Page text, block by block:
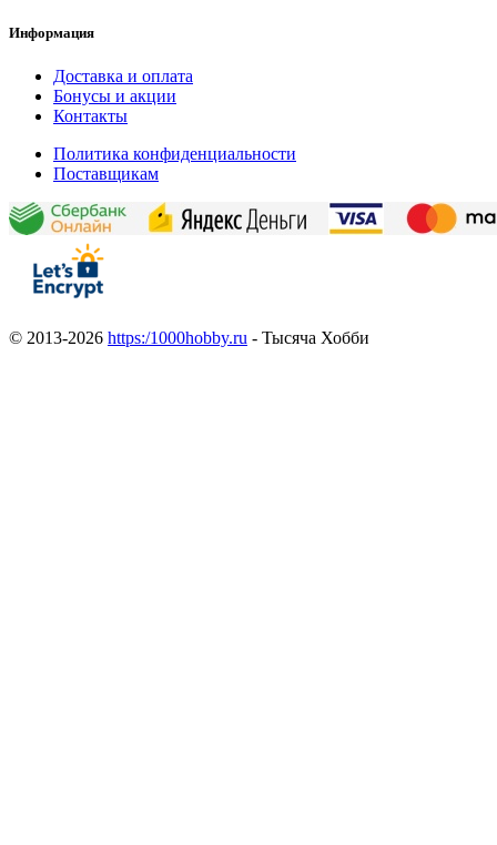
Информация
Доставка и оплата
Бонусы и акции
Контакты
Политика конфиденциальности
Поставщикам
© 2013-2026 https:/1000hobby.ru - Тысяча Хобби